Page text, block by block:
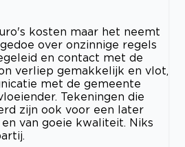
kosten maar het neemt
over onzinnige regels
en contact met de
verliep gemakkelijk en vlot,
met de gemeente
Tekeningen die
zijn ook voor een later
van goeie kwaliteit. Niks